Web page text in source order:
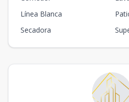
Línea Blanca
Secadora